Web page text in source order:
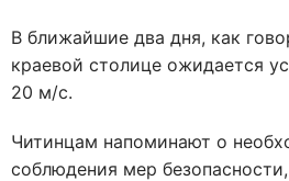
В ближайшие два дня, как
краевой столице ожидается
20 м/с.
Читинцам напоминают о
соблюдения мер